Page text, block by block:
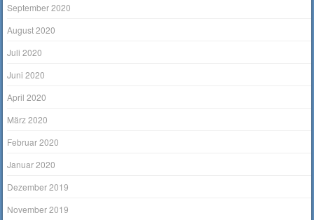
September 2020
August 2020
Juli 2020
Juni 2020
April 2020
März 2020
Februar 2020
Januar 2020
Dezember 2019
November 2019